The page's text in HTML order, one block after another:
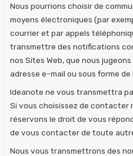
Nous pourrions choisir de
moyens électroniques (par
courrier et par appels
transmettre des notifications
nos Sites Web, que nous
adresse e-mail ou sous forme de
Ideanote ne vous transmettra
Si vous choisissez de contacter
réservons le droit de vous
de vous contacter de toute
Nous vous transmettrons des